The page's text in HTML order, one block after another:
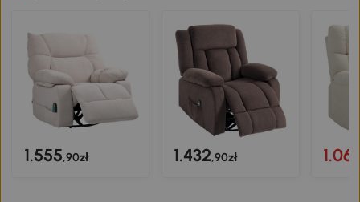
1.555,90zł 1.432,90zł